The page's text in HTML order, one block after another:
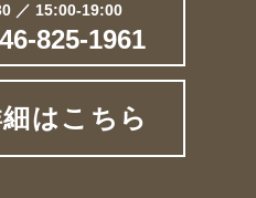
／ 15:00-19:00
825-1961
はこちら